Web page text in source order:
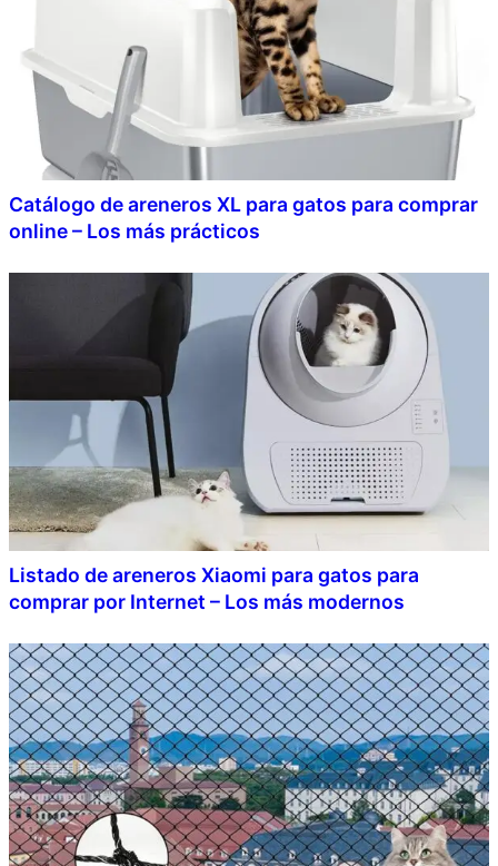
Catálogo de areneros XL para gatos para comprar
online – Los más prácticos
Listado de areneros Xiaomi para gatos para
comprar por Internet – Los más modernos